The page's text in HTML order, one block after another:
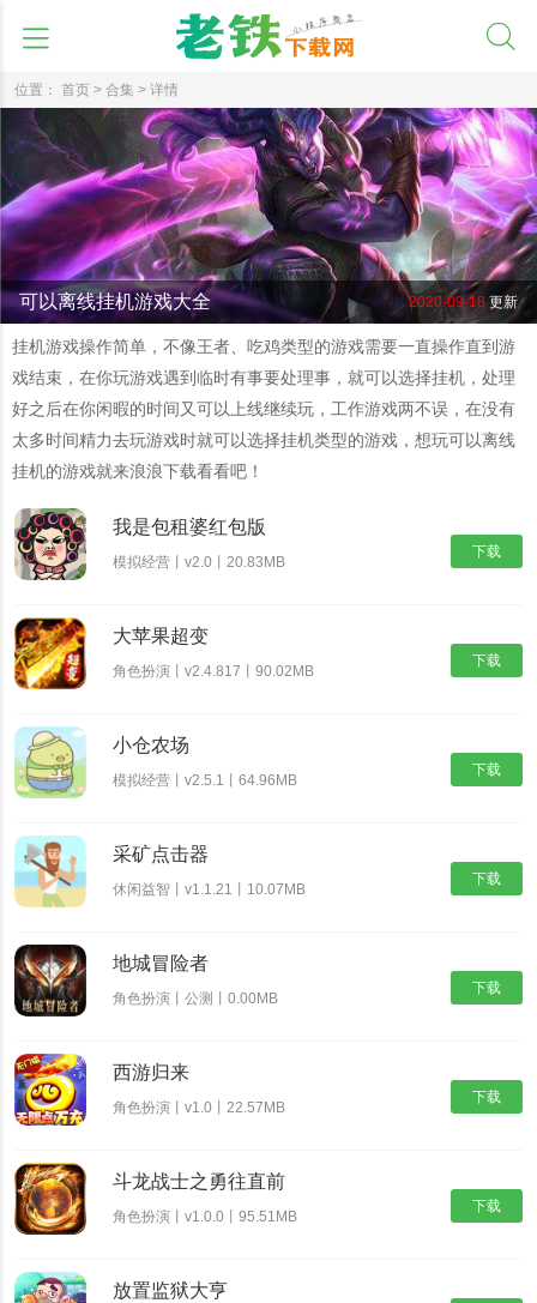
位置： 首页 > 合集 > 详情
可以离线挂机游戏大全 2020-09-18更新
挂机游戏操作简单，不像王者、吃鸡类型的游戏需要一直操作直到游
戏结束，在你玩游戏遇到临时有事要处理事，就可以选择挂机，处理
好之后在你闲暇的时间又可以上线继续玩，工作游戏两不误，在没有
太多时间精力去玩游戏时就可以选择挂机类型的游戏，想玩可以离线
挂机的游戏就来浪浪下载看看吧！
下载
我是包租婆红包版
模拟经营丨v2.0丨20.83MB
下载
大苹果超变
角色扮演丨v2.4.817丨90.02MB
下载
小仓农场
模拟经营丨v2.5.1丨64.96MB
下载
采矿点击器
休闲益智丨v1.1.21丨10.07MB
下载
地城冒险者
角色扮演丨公测丨0.00MB
下载
西游归来
角色扮演丨v1.0丨22.57MB
下载
斗龙战士之勇往直前
角色扮演丨v1.0.0丨95.51MB
放置监狱大亨